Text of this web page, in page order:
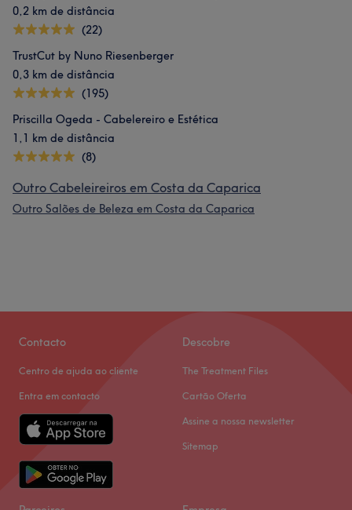
0,2 km de distância
(22)
TrustCut by Nuno Riesenberger
0,3 km de distância
(195)
Priscilla Ogeda - Cabelereiro e Estética
1,1 km de distância
(8)
Outro Cabeleireiros em Costa da Caparica
Outro Salões de Beleza em Costa da Caparica
Contacto
Centro de ajuda ao cliente
Entra em contacto
Descobre
The Treatment Files
Cartão Oferta
Assine a nossa newsletter
Sitemap